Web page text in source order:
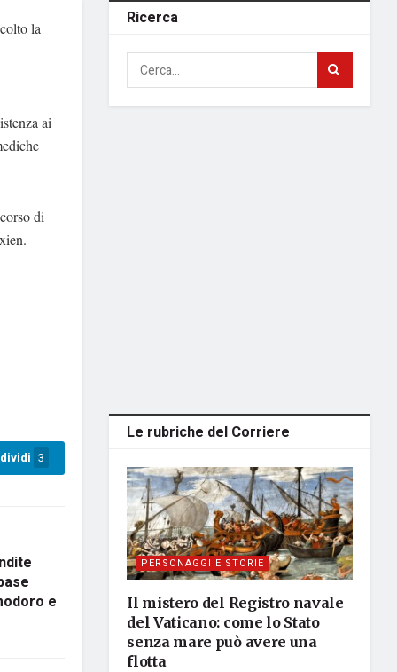
la
ai
di
3
e
Ricerca
Le rubriche del Corriere
PERSONAGGI E STORIE
Il mistero del Registro navale
del Vaticano: come lo Stato
senza mare può avere una
flotta